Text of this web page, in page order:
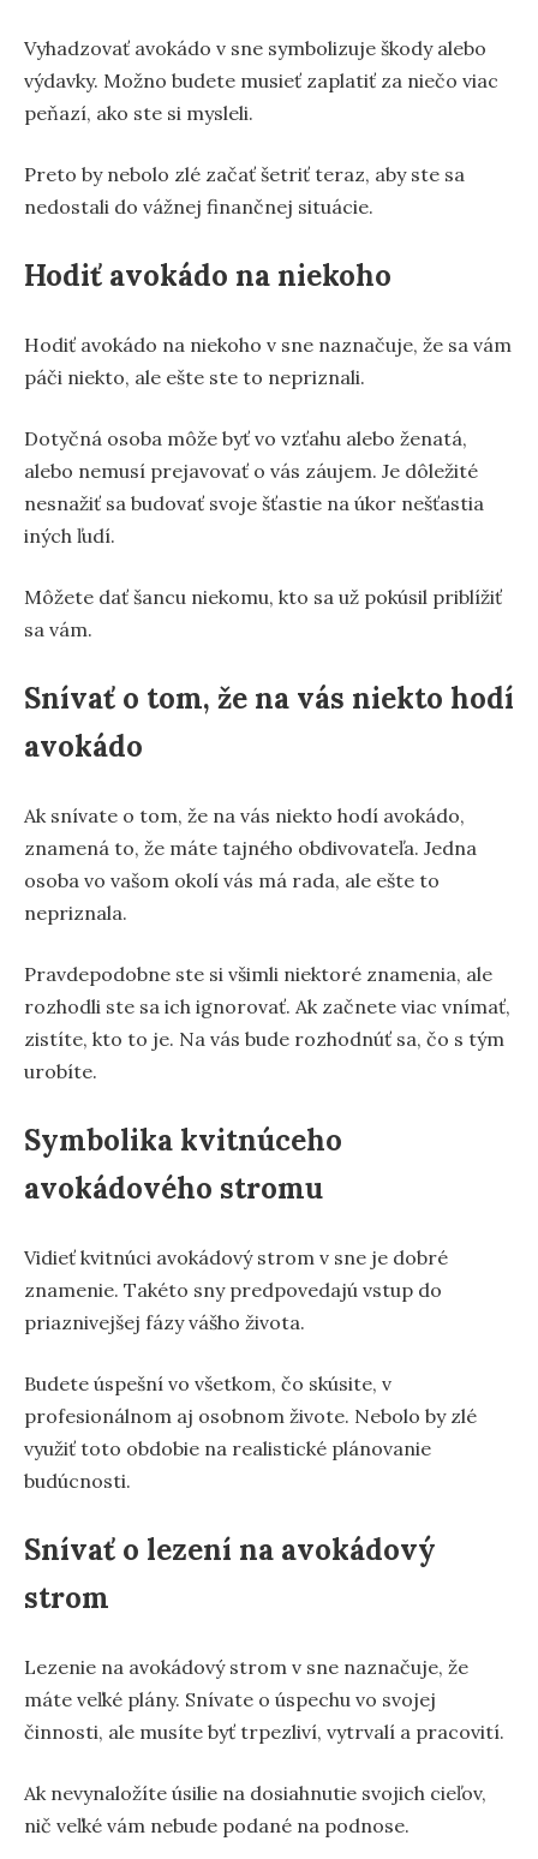
Vyhadzovať avokádo v sne symbolizuje škody alebo
výdavky. Možno budete musieť zaplatiť za niečo viac
peňazí, ako ste si mysleli.
Preto by nebolo zlé začať šetriť teraz, aby ste sa
nedostali do vážnej finančnej situácie.
Hodiť avokádo na niekoho
Hodiť avokádo na niekoho v sne naznačuje, že sa vám
páči niekto, ale ešte ste to nepriznali.
Dotyčná osoba môže byť vo vzťahu alebo ženatá,
alebo nemusí prejavovať o vás záujem. Je dôležité
nesnažiť sa budovať svoje šťastie na úkor nešťastia
iných ľudí.
Môžete dať šancu niekomu, kto sa už pokúsil priblížiť
sa vám.
Snívať o tom, že na vás niekto hodí
avokádo
Ak snívate o tom, že na vás niekto hodí avokádo,
znamená to, že máte tajného obdivovateľa. Jedna
osoba vo vašom okolí vás má rada, ale ešte to
nepriznala.
Pravdepodobne ste si všimli niektoré znamenia, ale
rozhodli ste sa ich ignorovať. Ak začnete viac vnímať,
zistíte, kto to je. Na vás bude rozhodnúť sa, čo s tým
urobíte.
Symbolika kvitnúceho
avokádového stromu
Vidieť kvitnúci avokádový strom v sne je dobré
znamenie. Takéto sny predpovedajú vstup do
priaznivejšej fázy vášho života.
Budete úspešní vo všetkom, čo skúsite, v
profesionálnom aj osobnom živote. Nebolo by zlé
využiť toto obdobie na realistické plánovanie
budúcnosti.
Snívať o lezení na avokádový
strom
Lezenie na avokádový strom v sne naznačuje, že
máte veľké plány. Snívate o úspechu vo svojej
činnosti, ale musíte byť trpezliví, vytrvalí a pracovití.
Ak nevynaložíte úsilie na dosiahnutie svojich cieľov,
nič veľké vám nebude podané na podnose.